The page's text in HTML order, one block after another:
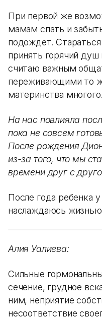
При первой же
мамам спать и
подождет.
принять горячий
считаю важным
переживающими то
материнства многого.
На нас повлияла
пока не совсем
После рождения
из-за того, что мы
времени друг с
После года ребенка
наслаждаюсь
Алия Уалиева:
Сильные
сечение, грудное
ним, неприятие
несоответствие